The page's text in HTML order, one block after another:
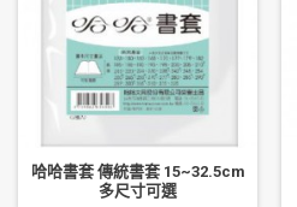
哈哈書套 傳統書套 15~32.5cm
多尺寸可選